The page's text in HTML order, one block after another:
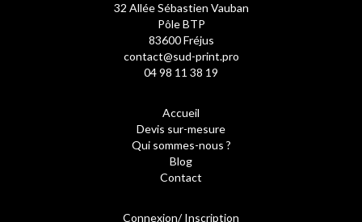
32 Allée Sébastien Vauban
Pôle BTP
83600 Fréjus
contact@sud-print.pro
04 98 11 38 19
Accueil
Devis sur-mesure
Qui sommes-nous ?
Blog
Contact
Connexion/ Inscription